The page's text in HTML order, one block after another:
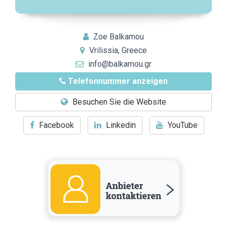
Zoe Balkamou
Vrilissia, Greece
info@balkamou.gr
Telefonnummer anzeigen
Besuchen Sie die Website
Facebook Linkedin YouTube